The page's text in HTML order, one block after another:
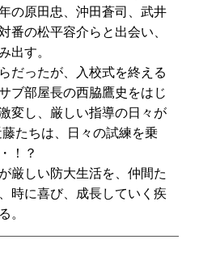
の原田忠、沖田蒼司、武井
番の松平容介らと出会い、
出す。
だったが、入校式を終える
ブ部屋長の西脇鷹史をはじ
変し、厳しい指導の日々が
たちは、日々の試練を乗
！？
厳しい防大生活を、仲間た
時に喜び、成長していく疾
。